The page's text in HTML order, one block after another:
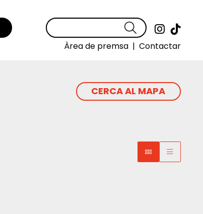
Link a
Cercar
Àrea de premsa | Contactar
CERCA AL MAPA